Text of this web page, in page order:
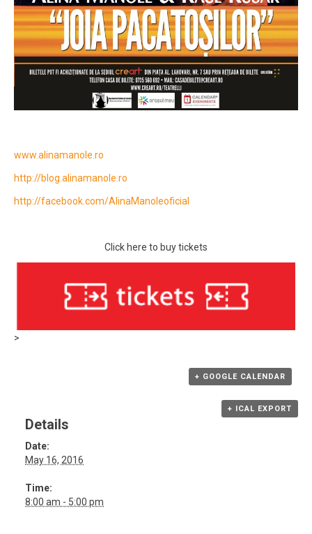
www.alinamanole.ro
http://blog.alinamanole.ro
http://facebook.com/AlinaManoleoficial
Click here to buy tickets
>
+ GOOGLE CALENDAR
+ ICAL EXPORT
Details
Date:
May 16, 2016
Time:
8:00 am - 5:00 pm